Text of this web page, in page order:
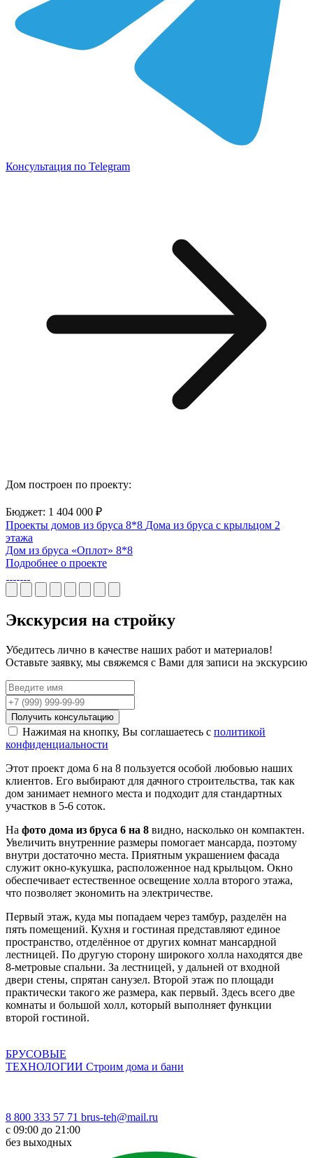
Консультация по Telegram
Дом построен по проекту:
Бюджет: 1 404 000 ₽
Проекты домов из бруса 8*8 Дома из бруса с крыльцом 2
этажа
Дом из бруса «Оплот» 8*8
Подробнее о проекте
Экскурсия на стройку
Убедитесь лично в качестве наших работ и материалов!
Оставьте заявку, мы свяжемся с Вами для записи на экскурсию
Получить консультацию
Нажимая на кнопку, Вы соглашаетесь с политикой
конфиденциальности
Этот проект дома 6 на 8 пользуется особой любовью наших
клиентов. Его выбирают для дачного строительства, так как
дом занимает немного места и подходит для стандартных
участков в 5-6 соток.
На фото дома из бруса 6 на 8 видно, насколько он компактен.
Увеличить внутренние размеры помогает мансарда, поэтому
внутри достаточно места. Приятным украшением фасада
служит окно-кукушка, расположенное над крыльцом. Окно
обеспечивает естественное освещение холла второго этажа,
что позволяет экономить на электричестве.
Первый этаж, куда мы попадаем через тамбур, разделён на
пять помещений. Кухня и гостиная представляют единое
пространство, отделённое от других комнат мансардной
лестницей. По другую сторону широкого холла находятся две
8-метровые спальни. За лестницей, у дальней от входной
двери стены, спрятан санузел. Второй этаж по площади
практически такого же размера, как первый. Здесь всего две
комнаты и большой холл, который выполняет функции
второй гостиной.
БРУСОВЫЕ
ТЕХНОЛОГИИ Строим дома и бани
8 800 333 57 71 brus-teh@mail.ru
с 09:00 до 21:00
без выходных